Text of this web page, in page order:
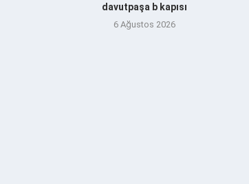
davutpaşa b kapısı
6 Ağustos 2026